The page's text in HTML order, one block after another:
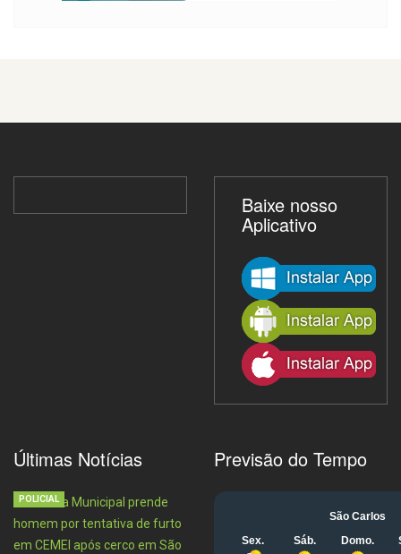
Baixe nosso
Aplicativo
Últimas Notícias
POLICIAL
Previsão do Tempo